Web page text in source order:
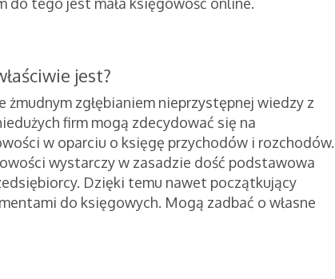
jest?
żmudnym zgłębianiem nieprzystępnej wiedzy z
firm mogą zdecydować się na
w oparciu o księgę przychodów i rozchodów.
wystarczy w zasadzie dość podstawowa
Dzięki temu nawet początkujący
do księgowych. Mogą zadbać o własne